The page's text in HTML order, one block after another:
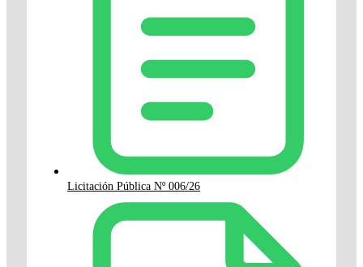
Licitación Pública Nº 006/26